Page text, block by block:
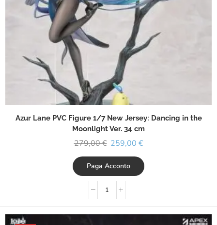
Azur Lane PVC Figure 1/7 New Jersey: Dancing in the
Moonlight Ver. 34 cm
279,00€ 259,00 €
Paga Acconto